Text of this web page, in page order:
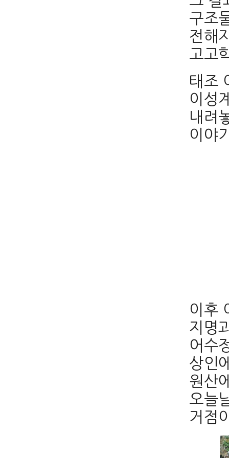
구조
전해
고고
태조
이성
내려
이야
이후
지명
어수
상인
원산
오늘
거점